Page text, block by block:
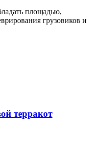
площадью,
грузовиков и
терракот